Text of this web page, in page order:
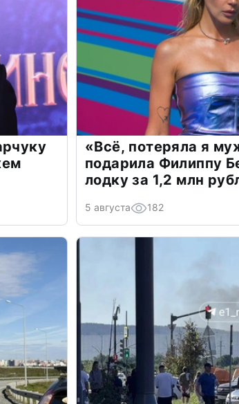
«Всё, потеряла я
подарила Филиппу
лодку за 1,2 млн
5 августа 182